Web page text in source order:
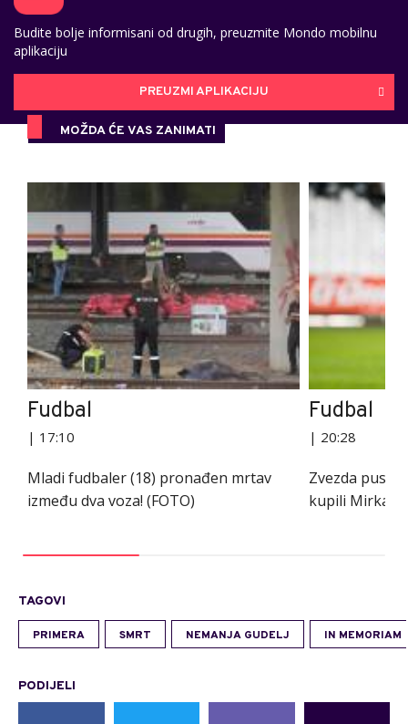
Budite bolje informisani od drugih, preuzmite Mondo mobilnu
aplikaciju
PREUZMI APLIKACIJU
MOŽDA ĆE VAS ZANIMATI
Fudbal
| 17:10
Mladi fudbaler (18) pronađen mrtav
između dva voza! (FOTO)
Fudbal
| 20:28
Zvezda
kupili Mirka -
TAGOVI
PRIMERA SMRT NEMANJA GUDELJ IN MEMORIAM
PODIJELI